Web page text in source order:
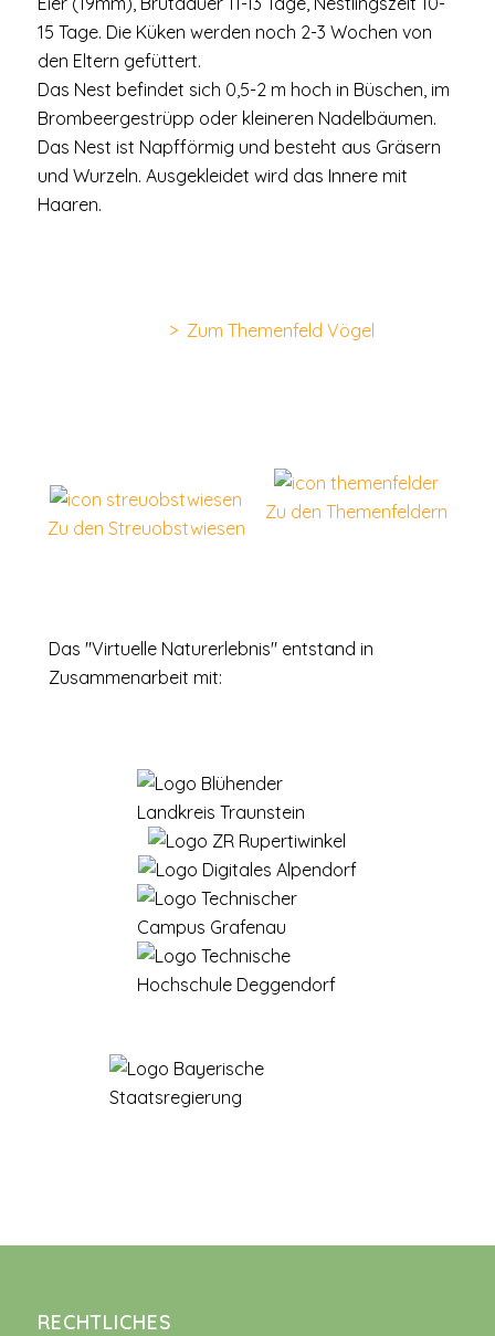
15 Tage. Die Küken werden noch 2-3 Wochen von
den Eltern gefüttert.
Das Nest befindet sich 0,5-2 m hoch in Büschen, im
Brombeergestrüpp oder kleineren Nadelbäumen.
Das Nest ist Napfförmig und besteht aus Gräsern
und Wurzeln. Ausgekleidet wird das Innere mit
Haaren.
> Zum Themenfeld Vögel
Zu den Streuobstwiesen
Zu den Themenfeldern
Das "Virtuelle Naturerlebnis" entstand in
Zusammenarbeit mit:
RECHTLICHES